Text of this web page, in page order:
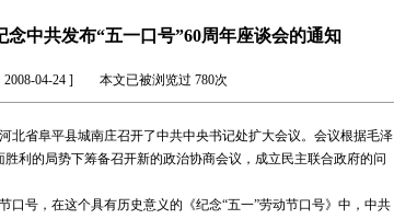
念中共发布“五一口号”60周年座谈会的通知
2008-04-24 ] 本文已被浏览过 780次
省阜平县城南庄召开了中共中央书记处扩大会议。会议根据毛泽
利的局势下筹备召开新的政治协商会议，成立民主联合政府的问
号，在这个具有历史意义的《纪念“五一”劳动节口号》中，中共